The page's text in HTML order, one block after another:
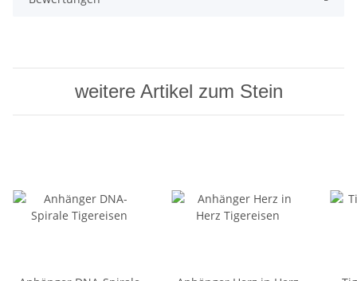
weitere Artikel zum Stein